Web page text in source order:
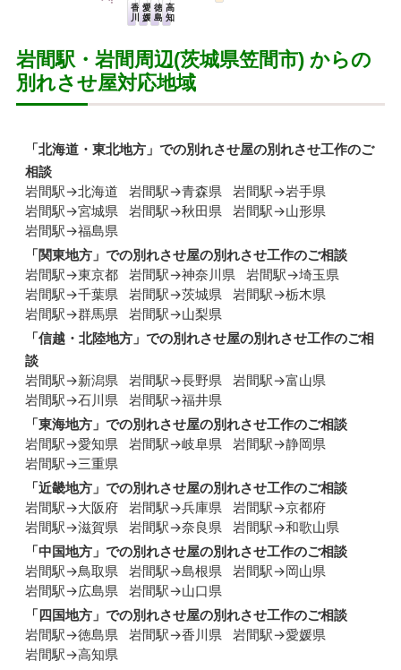
香
川
愛
媛
徳
島
高
知
岩間駅・岩間周辺(茨城県笠間市) からの
別れさせ屋対応地域
「北海道・東北地方 」での別れさせ屋の別れさせ工作のご
相談
岩間駅→北海道
岩間駅→青森県
岩間駅→岩手県
岩間駅→宮城県
岩間駅→秋田県
岩間駅→山形県
岩間駅→福島県
「関東地方 」での別れさせ屋の別れさせ工作のご相談
岩間駅→東京都
岩間駅→神奈川県
岩間駅→埼玉県
岩間駅→千葉県
岩間駅→茨城県
岩間駅→栃木県
岩間駅→群馬県
岩間駅→山梨県
「信越・北陸地方 」での別れさせ屋の別れさせ工作のご相
談
岩間駅→新潟県
岩間駅→長野県
岩間駅→富山県
岩間駅→石川県
岩間駅→福井県
「東海地方 」での別れさせ屋の別れさせ工作のご相談
岩間駅→愛知県
岩間駅→岐阜県
岩間駅→静岡県
岩間駅→三重県
「近畿地方 」での別れさせ屋の別れさせ工作のご相談
岩間駅→大阪府
岩間駅→兵庫県
岩間駅→京都府
岩間駅→滋賀県
岩間駅→奈良県
岩間駅→和歌山県
「中国地方 」での別れさせ屋の別れさせ工作のご相談
岩間駅→鳥取県
岩間駅→島根県
岩間駅→岡山県
岩間駅→広島県
岩間駅→山口県
「四国地方 」での別れさせ屋の別れさせ工作のご相談
岩間駅→徳島県
岩間駅→香川県
岩間駅→愛媛県
岩間駅→高知県